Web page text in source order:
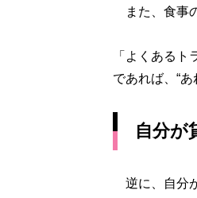
また、食事
「よくあるト
であれば、“
自分が
逆に、自分